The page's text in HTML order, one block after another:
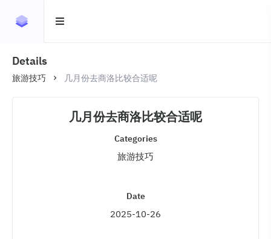
Details
旅游技巧 几月份去商洛比较合适呢
几月份去商洛比较合适呢
Categories
旅游技巧
Date
2025-10-26